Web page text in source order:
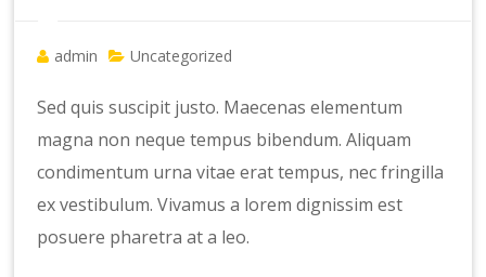
admin Uncategorized
Sed quis suscipit justo. Maecenas elementum
magna non neque tempus bibendum. Aliquam
condimentum urna vitae erat tempus, nec fringilla
ex vestibulum. Vivamus a lorem dignissim est
posuere pharetra at a leo.